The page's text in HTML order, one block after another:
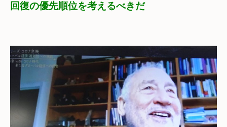
回復の優先順位を考えるべきだ